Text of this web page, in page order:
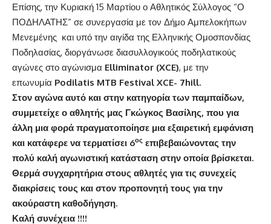
Επίσης, την Κυριακή 15 Μαρτίου ο Αθλητικός Σύλλογος “Ο
ΠΟΔΗΛΑΤΗΣ” σε συνεργασία με τον Δήμο Αμπελοκήπων
Μενεμένης και υπό την αιγίδα της Ελληνικής Ομοσπονδίας
Ποδηλασίας, διοργάνωσε διασυλλογικούς ποδηλατικούς
αγώνες στο αγώνισμα Elliminator (XCE), με την
επωνυμία Podilatis MTB Festival XCE- 7hill.
Στον αγώνα αυτό και στην κατηγορία των παμπαίδων,
συμμετείχε ο αθλητής μας Γκώγκος Βασίλης, που για
άλλη μια φορά πραγματοποίησε μια εξαιρετική εμφάνιση
και κατάφερε να τερματίσει 6ος επιβεβαιώνοντας την
πολύ καλή αγωνιστική κατάσταση στην οποία βρίσκεται.
Θερμά συγχαρητήρια στους αθλητές για τις συνεχείς
διακρίσεις τους και στον προπονητή τους για την
ακούραστη καθοδήγηση.
Καλή συνέχεια !!!!